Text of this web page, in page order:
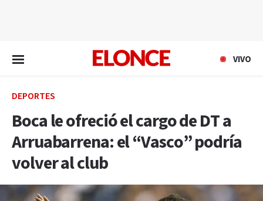
VIVO
DEPORTES
Boca le ofreció el cargo de DT a
Arruabarrena: el “Vasco” podría
volver al club